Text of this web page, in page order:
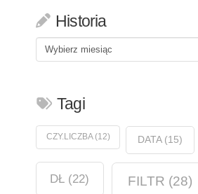
Historia
Historia
Tagi
CZY.LICZBA(12) DATA(15)
DŁ (22) FILTR (28)